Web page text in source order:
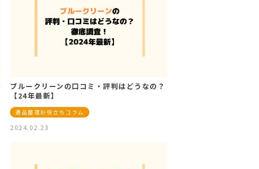
ブルークリーンの口コミ・評判はどうなの？
【24年最新】
遺品整理お役立ちコラム
2024.02.23